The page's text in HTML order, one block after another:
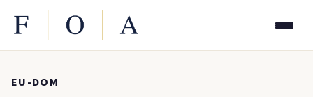
EU-DOM